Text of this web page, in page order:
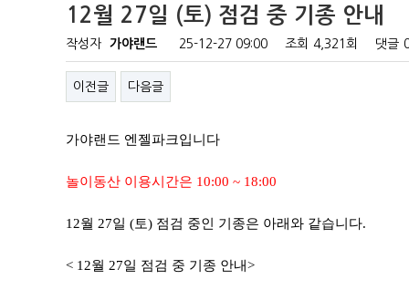
12월 27일 (토) 점검 중 기종 안내
작성자 가야랜드 25-12-27 09:00 조회 4,321회 댓글
이전글 다음글
가야랜드 엔젤파크입니다
놀이동산 이용시간은 10:00 ~ 18:00
12월 27일 (토) 점검 중인 기종은 아래와 같습니다.
< 12월 27일 점검 중 기종 안내>